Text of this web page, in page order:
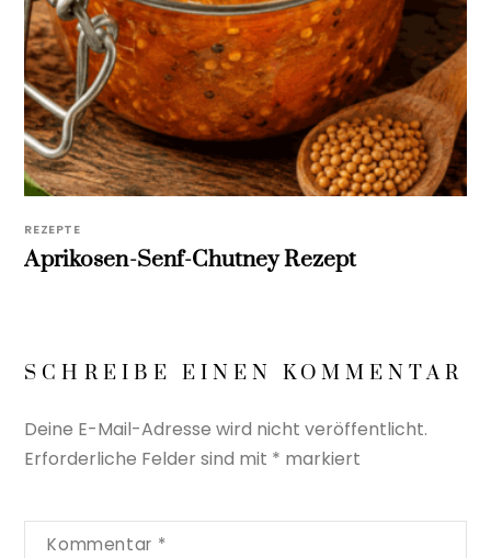
REZEPTE
Aprikosen-Senf-Chutney Rezept
SCHREIBE EINEN KOMMENTAR
Deine E-Mail-Adresse wird nicht veröffentlicht.
Erforderliche Felder sind mit * markiert
Kommentar *